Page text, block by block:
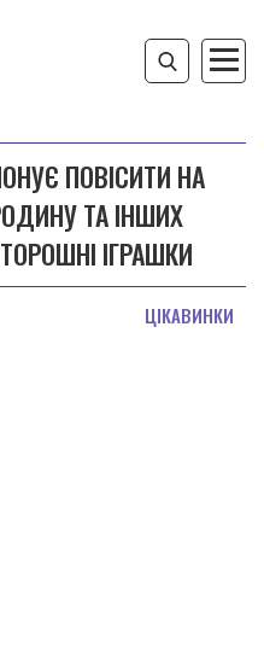
ПОВІСИТИ НА
ТА ІНШИХ
ІГРАШКИ
ЦІКАВИНКИ